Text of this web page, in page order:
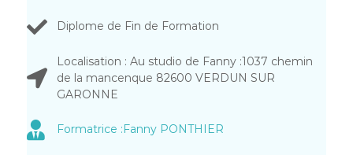
Diplome de Fin de Formation
Localisation : Au studio de Fanny :1037 chemin
de la mancenque 82600 VERDUN SUR
GARONNE
Formatrice :Fanny PONTHIER